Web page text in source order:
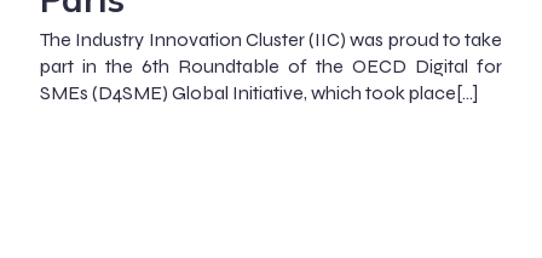
The Industry Innovation Cluster (IIC) was proud to take
part in the 6th Roundtable of the OECD Digital for
SMEs (D4SME) Global Initiative, which took place[…]